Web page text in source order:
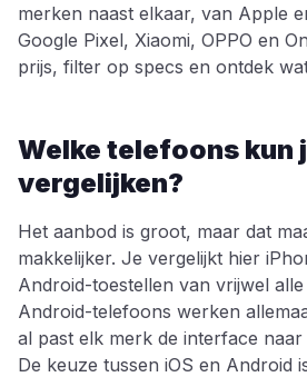
merken naast elkaar, van Apple
Google Pixel, Xiaomi, OPPO en
prijs, filter op specs en ontdek
Welke telefoons kun
vergelijken?
Het aanbod is groot, maar dat
makkelijker. Je vergelijkt hier
Android-toestellen van vrijwel
Android-telefoons werken
al past elk merk de interface naar
De keuze tussen iOS en Android